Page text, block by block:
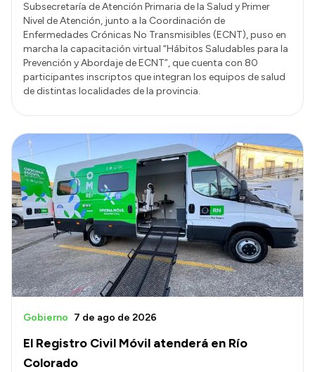
Login
Subsecretaría de Atención Primaria de la Salud y Primer
Nivel de Atención, junto a la Coordinación de
Enfermedades Crónicas No Transmisibles (ECNT), puso en
marcha la capacitación virtual “Hábitos Saludables para la
Prevención y Abordaje de ECNT”, que cuenta con 80
participantes inscriptos que integran los equipos de salud
de distintas localidades de la provincia.
El Registro Civil Móvil atenderá en Río
Colorado
Gobierno 7 de ago de 2026